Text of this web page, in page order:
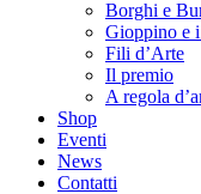
Borghi e
Gioppino e
Fili d’Arte
Il premio
A regola
Shop
Eventi
News
Contatti